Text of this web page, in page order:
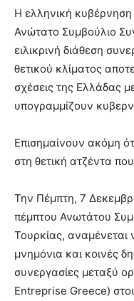
Η ελληνική κυβέρνηση
Ανώτατο Συμβούλιο
ειλικρινή διάθεση
θετικού κλίματος
σχέσεις της Ελλάδας
υπογραμμίζουν
Επισημαίνουν ακόμη
στη θετική ατζέντα
Την Πέμπτη, 7
πέμπτου Ανωτάτου
Τουρκίας,
μνημόνια και κοινές
συνεργασίες μεταξύ
Entreprise Greece)